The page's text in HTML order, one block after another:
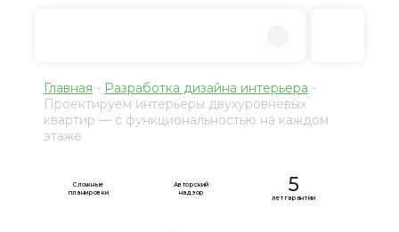
Главная - Разработка дизайна интерьера -
Проектируем интерьеры двухуровневых
квартир — с функциональностью на каждом
этаже
Сложные
планировки
Авторский
надзор 5
лет гарантии